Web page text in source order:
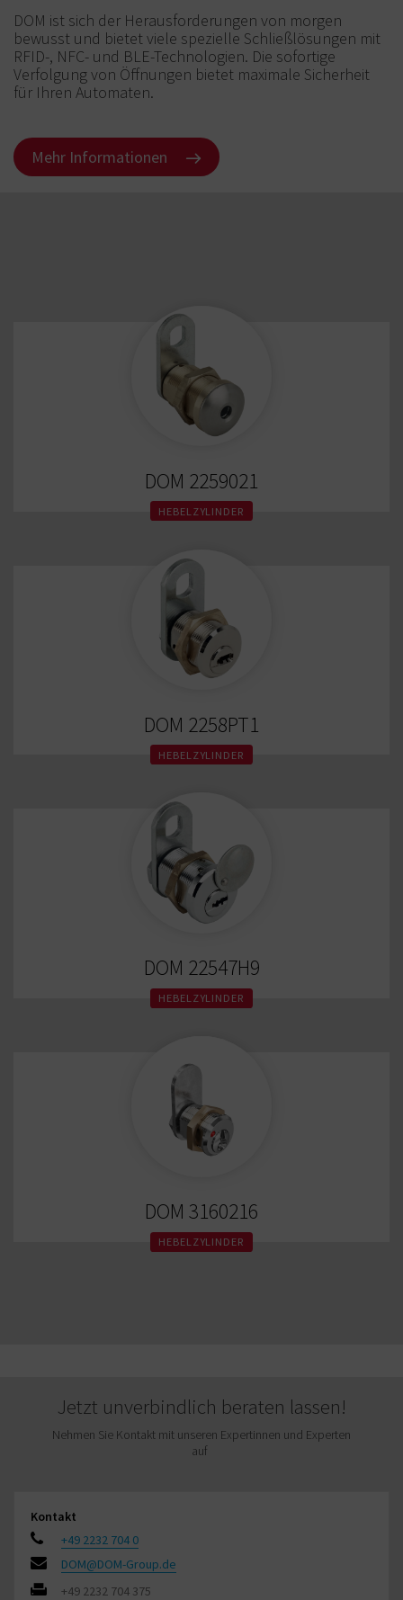
DOM ist sich der Herausforderungen von morgen
bewusst und bietet viele spezielle Schließlösungen mit
RFID-, NFC- und BLE-Technologien. Die sofortige
Verfolgung von Öffnungen bietet maximale Sicherheit
für Ihren Automaten.
Mehr Informationen
DOM 2259021
HEBELZYLINDER
DOM 2258PT1
HEBELZYLINDER
DOM 22547H9
HEBELZYLINDER
DOM 3160216
HEBELZYLINDER
Jetzt unverbindlich beraten lassen!
Nehmen Sie Kontakt mit unseren Expertinnen und Experten
auf
Kontakt
+49 2232 704 0
DOM@DOM-Group.de
+49 2232 704 375